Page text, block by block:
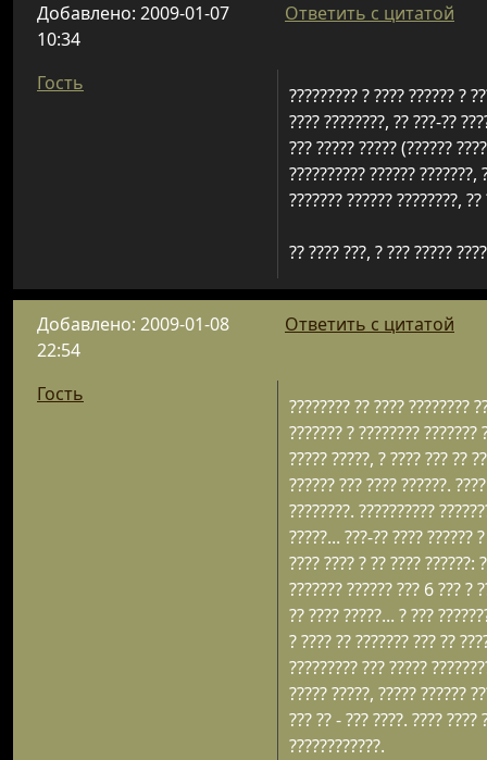
Добавлено: 2009-01-07
10:34
Ответить с цитатой
Гость
????????? ? ???? ?????? ?
???? ????????, ?? ???-??
??? ????? ????? (??????
?????????? ??????
??????? ?????? ????????,
?? ???? ???, ? ??? ?????
Добавлено: 2009-01-08
22:54
Ответить с цитатой
Гость
???????? ?? ???? ????????
??????? ? ????????
????? ?????, ? ???? ??? ??
?????? ??? ???? ??????.
????????. ??????????
?????... ???-?? ???? ??????
???? ???? ? ?? ???? ??????:
??????? ?????? ??? 6 ??? ?
?? ???? ?????... ? ???
? ???? ?? ??????? ??? ??
????????? ??? ?????
????? ?????, ????? ??????
??? ?? - ??? ????. ???? ????
????????????.